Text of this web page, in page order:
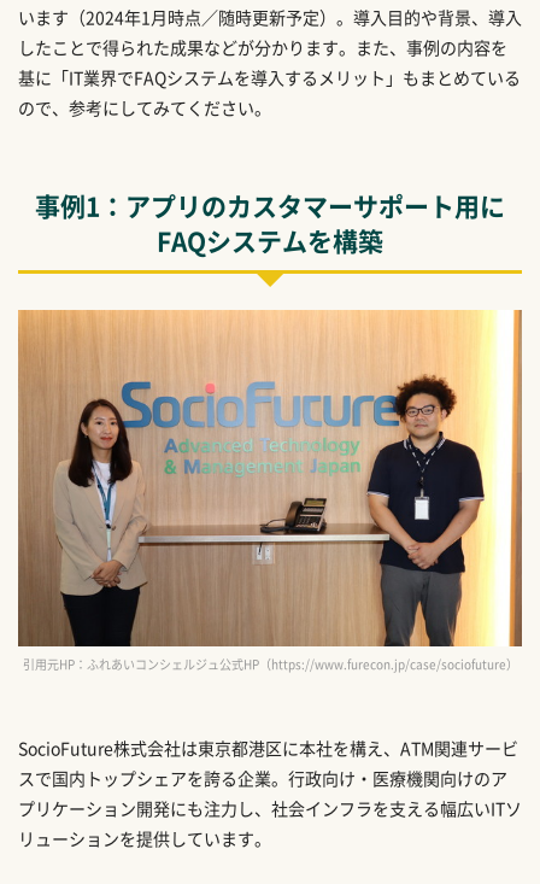
います（2024年1月時点／随時更新予定）。導入目的や背景、導入
したことで得られた成果などが分かります。また、事例の内容を
基に「IT業界でFAQシステムを導入するメリット」もまとめている
ので、参考にしてみてください。
事例1：アプリのカスタマーサポート用に
FAQシステムを構築
引用元HP：ふれあいコンシェルジュ公式HP（https://www.furecon.jp/case/sociofuture）
SocioFuture株式会社は東京都港区に本社を構え、ATM関連サービ
スで国内トップシェアを誇る企業。行政向け・医療機関向けのア
プリケーション開発にも注力し、社会インフラを支える幅広いITソ
リューションを提供しています。